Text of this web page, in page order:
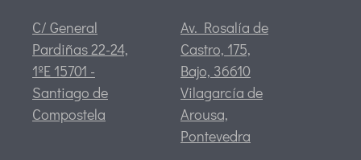
C/ General
Pardiñas 22-24,
1ºE 15701 -
Santiago de
Compostela
Av. Rosalía de
Castro, 175,
Bajo, 36610
Vilagarcía de
Arousa,
Pontevedra